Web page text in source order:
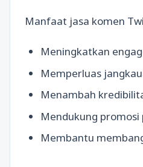
Manfaat jasa komen
Meningkatkan
Memperluas
Menambah
Mendukung
Membantu